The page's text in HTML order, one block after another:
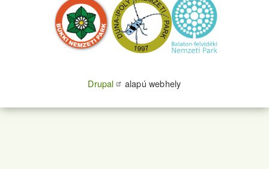
Drupal alapú webhely